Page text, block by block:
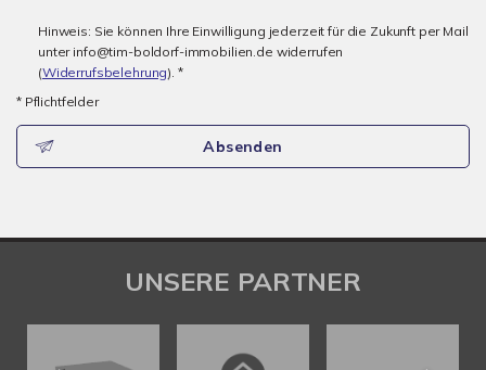
Hinweis: Sie können Ihre Einwilligung jederzeit für die Zukunft per Mail
unter info@tim-boldorf-immobilien.de widerrufen
(Widerrufsbelehrung). *
* Pflichtfelder
Absenden
UNSERE PARTNER